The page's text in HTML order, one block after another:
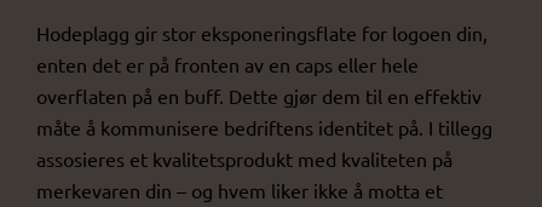
Hodeplagg gir stor eksponeringsflate for logoen din,
enten det er på fronten av en caps eller hele
overflaten på en buff. Dette gjør dem til en effektiv
måte å kommunisere bedriftens identitet på. I tillegg
assosieres et kvalitetsprodukt med kvaliteten på
merkevaren din – og hvem liker ikke å motta et